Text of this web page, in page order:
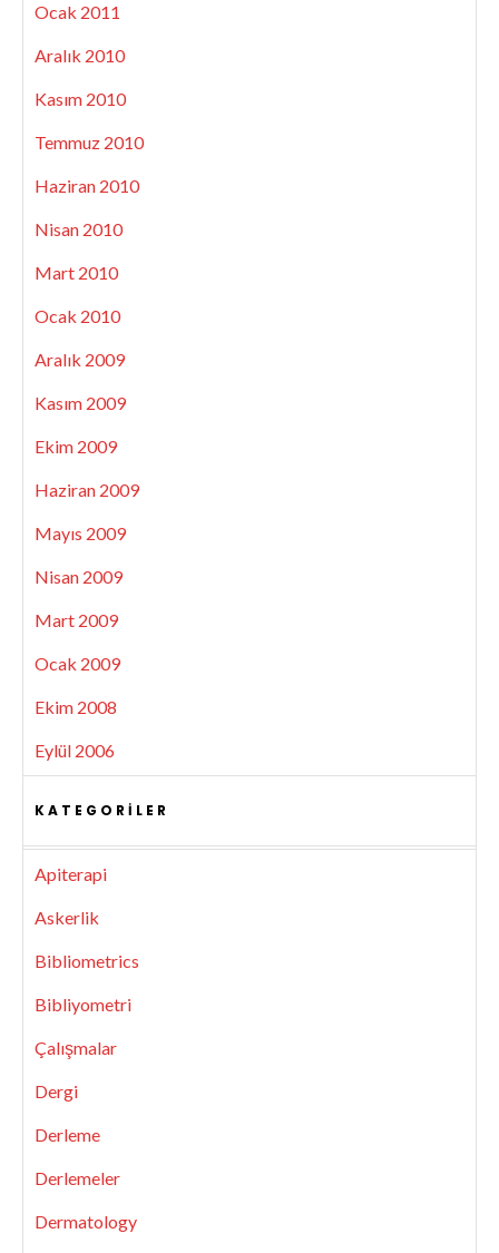
Ocak 2011
Aralık 2010
Kasım 2010
Temmuz 2010
Haziran 2010
Nisan 2010
Mart 2010
Ocak 2010
Aralık 2009
Kasım 2009
Ekim 2009
Haziran 2009
Mayıs 2009
Nisan 2009
Mart 2009
Ocak 2009
Ekim 2008
Eylül 2006
KATEGORILER
Apiterapi
Askerlik
Bibliometrics
Bibliyometri
Çalışmalar
Dergi
Derleme
Derlemeler
Dermatology